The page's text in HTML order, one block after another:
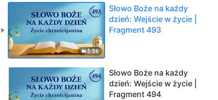
5:56
Słowo Boże na każdy
dzień: Wejście w życie |
Fragment 493
Słowo Boże na każdy
dzień: Wejście w życie |
Fragment 494